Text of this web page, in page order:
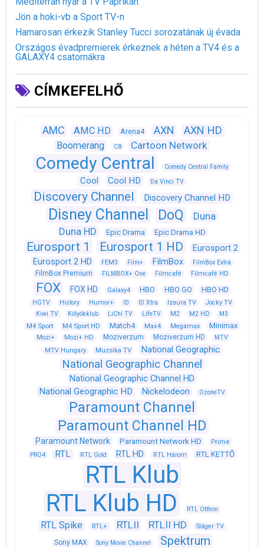
Jön a hoki-vb a Sport TV-n
Hamarosan érkezik Stanley Tucci sorozatának új évada
Országos évadpremierek érkeznek a héten a TV4 és a
GALAXY4 csatornákra
CÍMKEFELHŐ
AMC AMC HD Arena4 AXN AXN HD
Boomerang C8 Cartoon Network
Comedy Central Comedy Central Family
Cool Cool HD Da Vinci TV
Discovery Channel Discovery Channel HD
Disney Channel DoQ
Duna
Duna HD
Epic Drama Epic Drama HD
Eurosport 1 Eurosport 1 HD
Eurosport 2
Eurosport 2 HD
FEM3 Film+ FilmBox FilmBox Extra
FilmBox Premium FILMBOX+ One Filmcafé Filmcafé HD
FOX FOX HD Galaxy4 HBO HBO GO HBO HD
HGTV History Humor+ ID ID Xtra Izaura TV
Jocky TV
Kiwi TV
Kölyökklub LiChi TV LifeTV M2 M2 HD M3
M4 Sport M4 Sport HD Match4 Max4 Megamax Minimax
Mozi+ Mozi+ HD Moziverzum Moziverzum HD
MTV
MTV Hungary
Muzsika TV National Geographic
National Geographic Channel
National Geographic Channel HD
National Geographic HD
Nickelodeon OzoneTV
Paramount Channel
Paramount Channel HD
Paramount Network Paramount Network HD Prime
PRO4 RTL RTL Gold RTL HD RTL Három RTL KETTŐ
RTL Klub
RTL Klub HD
RTL Otthon
RTL Spike RTL+ RTLII RTLII HD Sláger TV
Sony MAX Sony Movie Channel
Spektrum